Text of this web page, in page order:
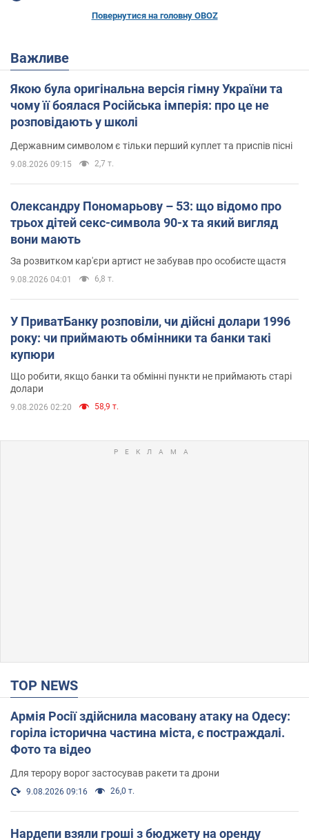
Повернутися на головну OBOZ
Важливе
Якою була оригінальна версія гімну України та
чому її боялася Російська імперія: про це не
розповідають у школі
Державним символом є тільки перший куплет та приспів пісні
9.08.2026 09:15 2,7 т.
Олександру Пономарьову – 53: що відомо про
трьох дітей секс-символа 90-х та який вигляд
вони мають
За розвитком кар'єри артист не забував про особисте щастя
9.08.2026 04:01 6,8 т.
У ПриватБанку розповіли, чи дійсні долари 1996
року: чи приймають обмінники та банки такі
купюри
Що робити, якщо банки та обмінні пункти не приймають старі
долари
9.08.2026 02:20 58,9 т.
TOP NEWS
Армія Росії здійснила масовану атаку на Одесу:
горіла історична частина міста, є постраждалі.
Фото та відео
Для терору ворог застосував ракети та дрони
9.08.2026 09:16 26,0 т.
Нардепи взяли гроші з бюджету на оренду